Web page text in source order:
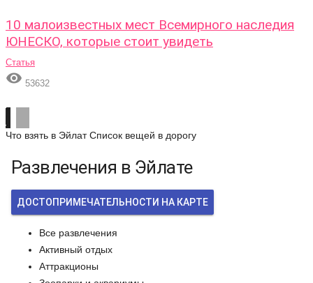
10 малоизвестных мест Всемирного наследия
ЮНЕСКО, которые стоит увидеть
Статья
 53632
Что взять в Эйлат Список вещей в дорогу
Развлечения в Эйлате
ДОСТОПРИМЕЧАТЕЛЬНОСТИ НА КАРТЕ
Все развлечения
Активный отдых
Аттракционы